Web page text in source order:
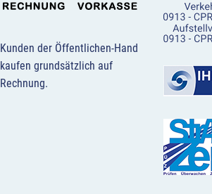
Kunden der Öffentlichen-Hand
kaufen grundsätzlich auf
Rechnung.